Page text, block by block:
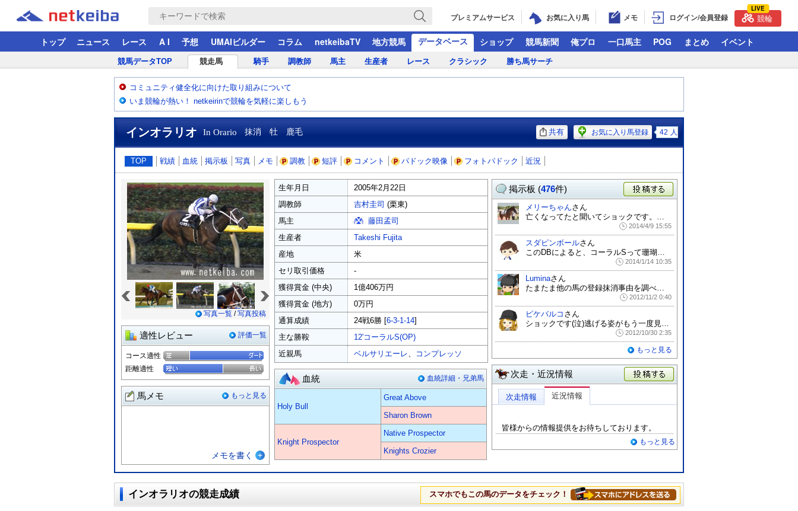
プレミアムサービス お気に入り馬 メモ ログイン/会員登録
LIVE
競輪
トップ ニュース レース A I 予想 UMAIビルダー コラム netkeibaTV 地方競馬 データベース ショップ 競馬新聞 俺プロ 一口馬主 POG まとめ イベント
競馬データTOP 競走馬 騎手 調教師 馬主 生産者 レース クラシック 勝ち馬サーチ
コミュニティ健全化に向けた取り組みについて
いま競輪が熱い！ netkeirinで競輪を気軽に楽しもう
インオラリオ In Orario 抹消 牡 鹿毛 共有 お気に入り馬登録 42 人
TOP 戦績 血統 掲示板 写真 メモ 調教 短評 コメント パドック映像 フォトパドック 近況
写真一覧 /写真投稿
適性レビュー 評価一覧
コース適性
距離適性
馬メモ もっと見る
メモを書く
生年月日
2005年2月22日
調教師
吉村圭司 (栗東)
馬主
藤田孟司
生産者
Takeshi Fujita
産地
米
セリ取引価格
-
獲得賞金 (中央)
1億406万円
獲得賞金 (地方)
0万円
通算成績
24戦6勝 [6-3-1-14]
主な勝鞍
12'コーラルS(OP)
近親馬
ベルサリエーレ、 コンプレッソ
血統 血統詳細・兄弟馬
Holy Bull
Great Above
Sharon Brown
Knight Prospector
Native Prospector
Knights Crozier
掲示板 (476件)
投稿する
メリーちゃんさん
亡くなってたと聞いてショックです。今まで...
2014/4/9 15:55
スダピンボールさん
このDBによると、コーラルSって珊瑚（３...
2014/1/14 10:35
Luminaさん
たまたま他の馬の登録抹消事由を調べていた...
2012/11/2 0:40
ピケバルコ さん
ショックです(泣)逃げる姿がもう一度見た...
2012/10/30 2:35
もっと見る
次走・近況情報
次走情報 近況情報
皆様からの情報提供をお待ちしております。
もっと見る
インオラリオの競走成績 スマホでもこの馬のデータをチェック！